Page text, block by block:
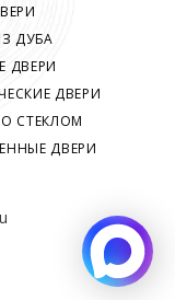
ДУБА
ДВЕРИ
ДВЕРИ
СТЕКЛОМ
ДВЕРИ